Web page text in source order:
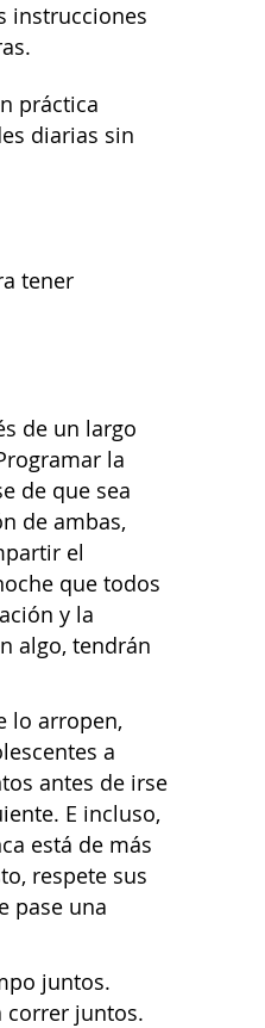
instrucciones
práctica
diarias sin
tener
de un largo
la
de que sea
de ambas,
el
que todos
y la
algo, tendrán
lo arropen,
a
antes de irse
E incluso,
está de más
respete sus
pase una
juntos.
correr juntos.